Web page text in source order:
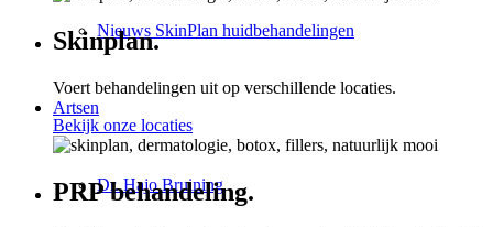
Nieuws SkinPlan huidbehandelingen
Artsen
Dr. Hajo Bruining
Skinplan.
Voert behandelingen uit op verschillende locaties.
Bekijk onze locaties
PRP behandeling.